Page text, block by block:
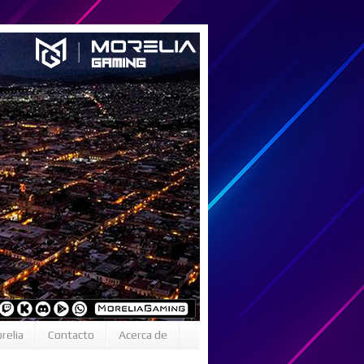
Contacto Acerca de